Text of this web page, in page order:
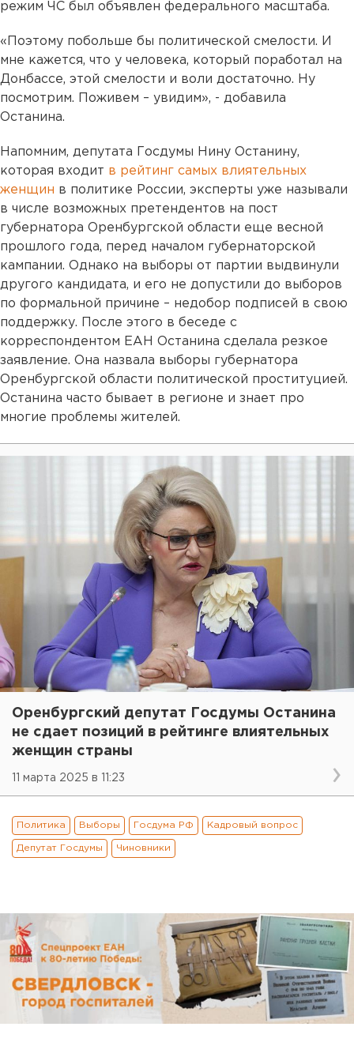
режим ЧС был объявлен федерального масштаба.
«Поэтому побольше бы политической смелости. И
мне кажется, что у человека, который поработал на
Донбассе, этой смелости и воли достаточно. Ну
посмотрим. Поживем – увидим», - добавила
Останина.
Напомним, депутата Госдумы Нину Останину,
которая входит в рейтинг самых влиятельных
женщин в политике России, эксперты уже называли
в числе возможных претендентов на пост
губернатора Оренбургской области еще весной
прошлого года, перед началом губернаторской
кампании. Однако на выборы от партии выдвинули
другого кандидата, и его не допустили до выборов
по формальной причине – недобор подписей в свою
поддержку. После этого в беседе с
корреспондентом ЕАН Останина сделала резкое
заявление. Она назвала выборы губернатора
Оренбургской области политической проституцией.
Останина часто бывает в регионе и знает про
многие проблемы жителей.
Оренбургский депутат Госдумы Останина
не сдает позиций в рейтинге влиятельных
женщин страны
11 марта 2025 в 11:23
Политика Выборы Госдума РФ Кадровый вопрос
Депутат Госдумы Чиновники